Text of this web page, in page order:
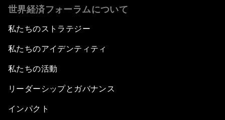
世界経済フォーラムについて
私たちのストラテジー
私たちのアイデンティティ
私たちの活動
リーダーシップとガバナンス
インパクト